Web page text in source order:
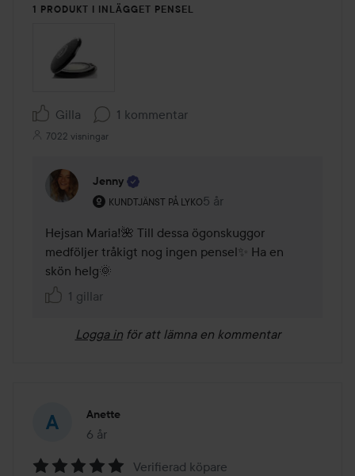
1 PRODUKT I INLÄGGET PENSEL
Gilla 1 kommentar
7022 visningar
Jenny
KUNDTJÄNST PÅ LYKO
Användarens roll: Kundtjänst på Lyko.
5 år
Kommentaren lades 5 år
Hejsan Maria!🌺 Till dessa ögonskuggor
medföljer tråkigt nog ingen pensel✨ Ha en
skön helg🌞
1 gillar
Logga in för att lämna en kommentar
Anette
6 år
Inlägget skapades 6 år
Verifierad köpare